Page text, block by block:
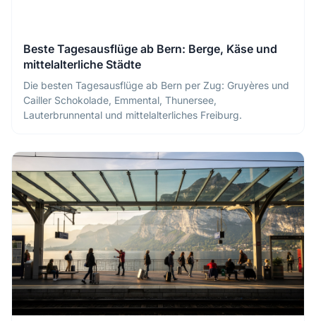
Beste Tagesausflüge ab Bern: Berge, Käse und
mittelalterliche Städte
Die besten Tagesausflüge ab Bern per Zug: Gruyères und
Cailler Schokolade, Emmental, Thunersee,
Lauterbrunnental und mittelalterliches Freiburg.